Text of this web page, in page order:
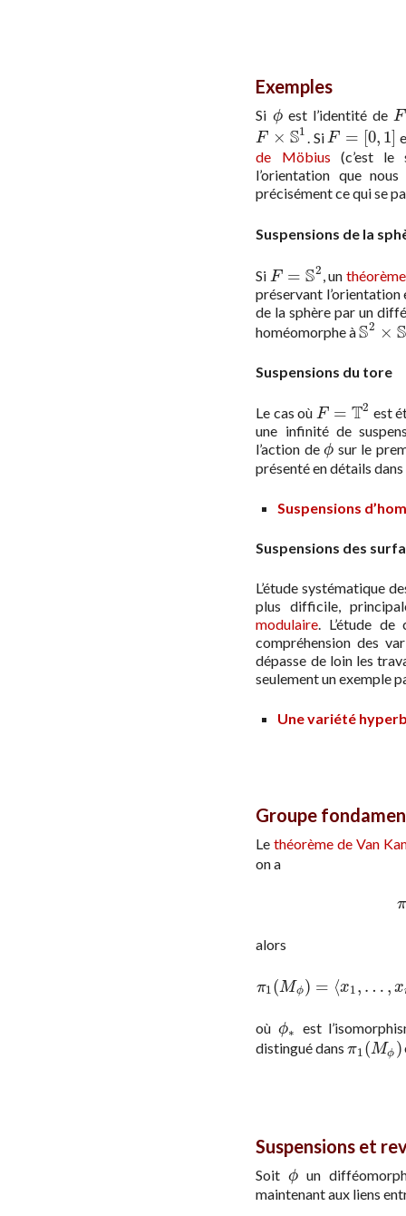
Exemples
Si ϕ
ϕest l’identité de F
F
F × S1
F× S1 . Si F = [0, 1]
F= [0, ]
de Möbius (c’est le
l’orientation que
précisément ce qui se
Suspensions de la
Si F = S2
F= S2 , un
préservant l’orientation
de la sphère par un
homéomorphe àS2 × S
S2 ×S1
Suspensions du tore
Le cas où F = T2
F= T2
est
une infinité de
l’action deϕ
ϕ sur le
présenté en détails dans
Suspensions
Suspensions des
L’étude systématique
plus difficile,
modulaire. L’étude
compréhension des
dépasse de loin les
seulement un exemple
Une variété
Groupe
Lethéorème de Van
on a
π
alors
π1(Mϕ ) = ⟨x1, … , x
π 1(M ϕ) = ⟨ x 1,
où ϕ∗
ϕ∗ est
distingué dansπ1(Mϕ )
π1(Mϕ)
Suspensions et
Soitϕ
ϕ un
maintenant aux liens